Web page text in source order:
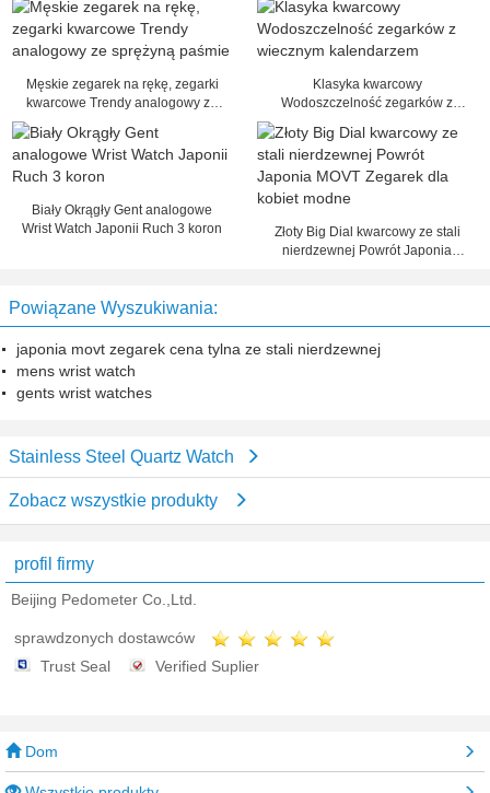
Męskie zegarek na rękę, zegarki
kwarcowe Trendy analogowy ze
Klasyka kwarcowy
Wodoszczelność zegarków z
Biały Okrągły Gent analogowe
Wrist Watch Japonii Ruch 3 koron
Złoty Big Dial kwarcowy ze stali
nierdzewnej Powrót Japonia
Powiązane Wyszukiwania:
japonia movt zegarek cena tylna ze stali nierdzewnej
mens wrist watch
gents wrist watches
Stainless Steel Quartz Watch
Zobacz wszystkie produkty
profil firmy
Beijing Pedometer Co.,Ltd.
sprawdzonych dostawców
Trust Seal
Verified Suplier
Dom